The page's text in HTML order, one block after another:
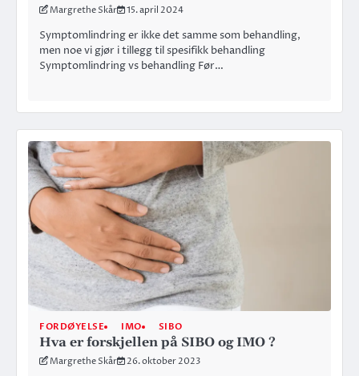
Margrethe Skår 15. april 2024
Symptomlindring er ikke det samme som behandling,
men noe vi gjør i tillegg til spesifikk behandling
Symptomlindring vs behandling Før…
FORDØYELSE IMO SIBO
Hva er forskjellen på SIBO og IMO ?
Margrethe Skår 26. oktober 2023